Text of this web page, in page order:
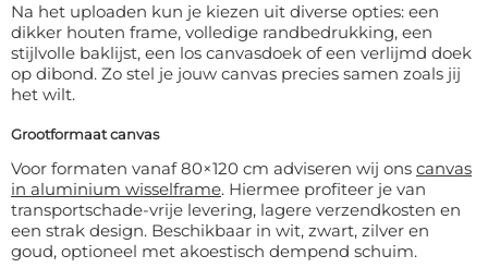
Na het uploaden kun je kiezen uit diverse opties: een
dikker houten frame, volledige randbedrukking, een
stijlvolle baklijst, een los canvasdoek of een verlijmd doek
op dibond. Zo stel je jouw canvas precies samen zoals jij
het wilt.
Grootformaat canvas
Voor formaten vanaf 80×120 cm adviseren wij ons canvas
in aluminium wisselframe. Hiermee profiteer je van
transportschade-vrije levering, lagere verzendkosten en
een strak design. Beschikbaar in wit, zwart, zilver en
goud, optioneel met akoestisch dempend schuim.